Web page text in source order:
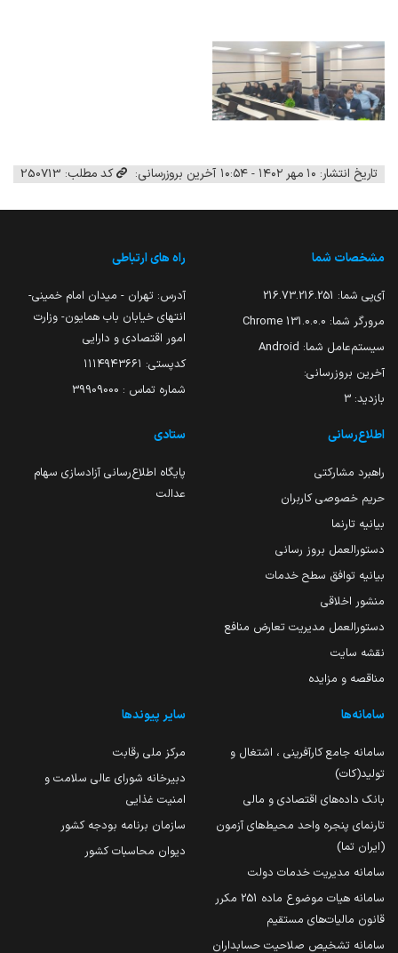
تاریخ انتشار: ۱۰ مهر ۱۴۰۲ - ۱۰:۵۴ آخرین بروزرسانی: کد مطلب: 250713
مشخصات شما
آی‌پی شما: 216.73.216.251
مرورگر شما: 131.0.0.0 Chrome
سیستم‌عامل شما: Android
آخرین بروزرسانی:
بازدید: 3
راه های ارتباطی
آدرس: تهران - میدان امام خمینی-
انتهای خیابان باب همایون- وزارت
امور اقتصادی و دارایی
کدپستی: ۱۱۱۴۹۴۳۶۶۱
شماره تماس : 39909000
اطلاع‌رسانی
راهبرد مشارکتی
حریم خصوصی کاربران
بیانیه تارنما
دستورالعمل بروز رسانی
بیانیه توافق سطح خدمات
منشور اخلاقی
دستورالعمل مدیریت تعارض منافع
نقشه سایت
مناقصه و مزایده
ستادی
پایگاه اطلاع‌رسانی آزادسازی سهام
عدالت
سامانه‌ها
سامانه جامع کارآفرینی ، اشتغال و
تولید(کات)
بانک داده‌های اقتصادی و مالی
تارنمای پنجره واحد محیط‌های آزمون
(ایران تما)
سامانه مدیریت خدمات دولت
سامانه هیات موضوع ماده 251 مکرر
قانون مالیات‌های مستقیم
سامانه تشخیص صلاحیت حسابداران
سایر پیوندها
مرکز ملی رقابت
دبیرخانه شورای عالی سلامت و
امنیت غذایی
سازمان برنامه بودجه کشور
دیوان محاسبات کشور